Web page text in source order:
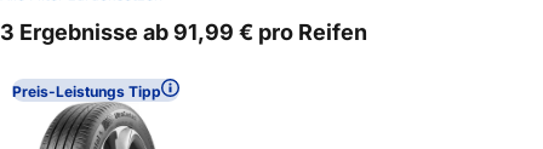
3 Ergebnisse ab 91,99 € pro Reifen
Preis-Leistungs Tipp